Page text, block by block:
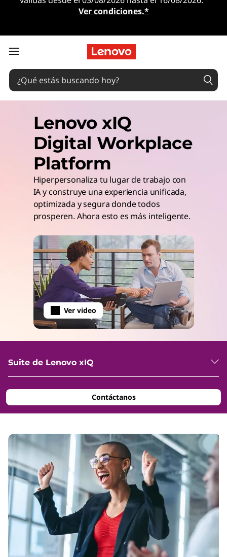
Ver condiciones.*
Ir al contenido principal
Lenovo xIQ
Digital Workplace
Platform
Hiperpersonaliza tu lugar de trabajo con
IA y construye una experiencia unificada,
optimizada y segura donde todos
prosperen. Ahora esto es más inteligente.
Ver video
Suite de Lenovo xIQ
Contáctanos